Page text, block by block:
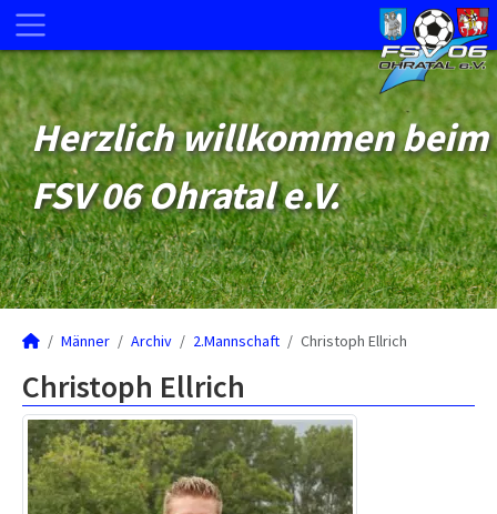
Herzlich willkommen beim
FSV 06 Ohratal e.V.
Männer Archiv 2.Mannschaft Christoph Ellrich
Christoph Ellrich